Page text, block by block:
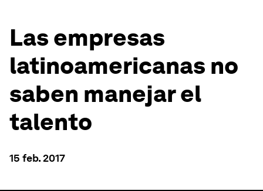
Las empresas
latinoamericanas no
saben manejar el
talento
15 feb. 2017